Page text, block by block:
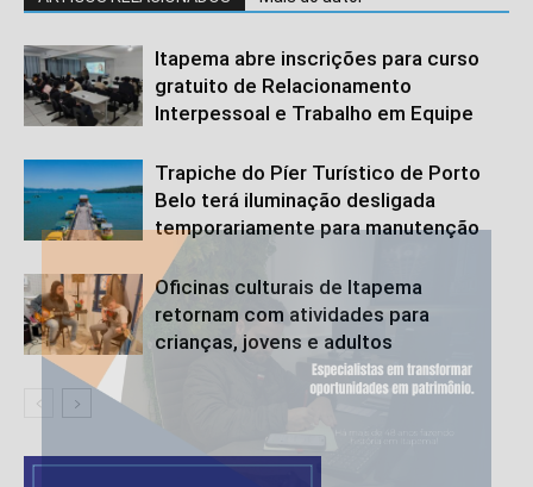
Itapema abre inscrições para curso
gratuito de Relacionamento
Interpessoal e Trabalho em Equipe
Trapiche do Píer Turístico de Porto
Belo terá iluminação desligada
temporariamente para manutenção
Oficinas culturais de Itapema
retornam com atividades para
crianças, jovens e adultos